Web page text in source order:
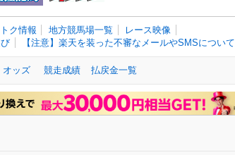
ク情報 地方競馬場一覧
レース映像
【注意】楽天を装った不審なメールやSMSについて
オッズ 競走成績 払戻金一覧